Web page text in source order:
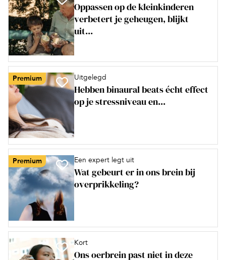
Oppassen op de kleinkinderen
verbetert je geheugen, blijkt
uit...
Premium Uitgelegd
Hebben binaural beats écht effect
op je stressniveau en...
Premium Een expert legt uit
Wat gebeurt er in ons brein bij
overprikkeling?
Kort
Ons oerbrein past niet in deze